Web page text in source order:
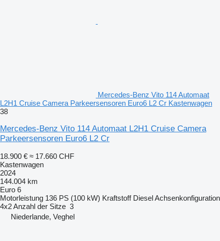
Mercedes-Benz Vito 114 Automaat
L2H1 Cruise Camera Parkeersensoren Euro6 L2 Cr Kastenwagen
38
Mercedes-Benz Vito 114 Automaat L2H1 Cruise Camera
Parkeersensoren Euro6 L2 Cr
18.900 € ≈ 17.660 CHF
Kastenwagen
2024
144.004 km
Euro 6
Motorleistung 136 PS (100 kW) Kraftstoff DieselAchsenkonfiguration
4x2Anzahl der Sitze 3
Niederlande, Veghel